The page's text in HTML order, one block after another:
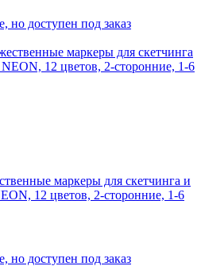
но доступен под заказ
маркеры для скетчинга и
12 цветов, 2-сторонние, 1-6
но доступен под заказ